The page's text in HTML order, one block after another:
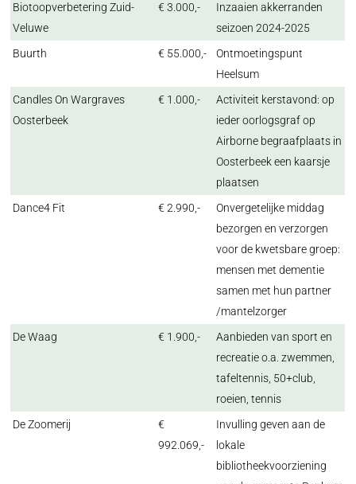
Biotoopverbetering Zuid-
Veluwe
€ 3.000,-
Inzaaien akkerranden
seizoen 2024-2025
Buurth
€ 55.000,-
Ontmoetingspunt
Heelsum
Candles On Wargraves
Oosterbeek
€ 1.000,-
Activiteit kerstavond: op
ieder oorlogsgraf op
Airborne begraafplaats in
Oosterbeek een kaarsje
plaatsen
Dance4 Fit
€ 2.990,-
Onvergetelijke middag
bezorgen en verzorgen
voor de kwetsbare groep:
mensen met dementie
samen met hun partner
/mantelzorger
De Waag
€ 1.900,-
Aanbieden van sport en
recreatie o.a. zwemmen,
tafeltennis, 50+club,
roeien, tennis
De Zoomerij
€
992.069,-
Invulling geven aan de
lokale
bibliotheekvoorziening